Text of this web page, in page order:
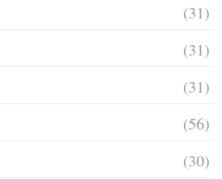
(31)
(31)
(31)
(56)
(30)